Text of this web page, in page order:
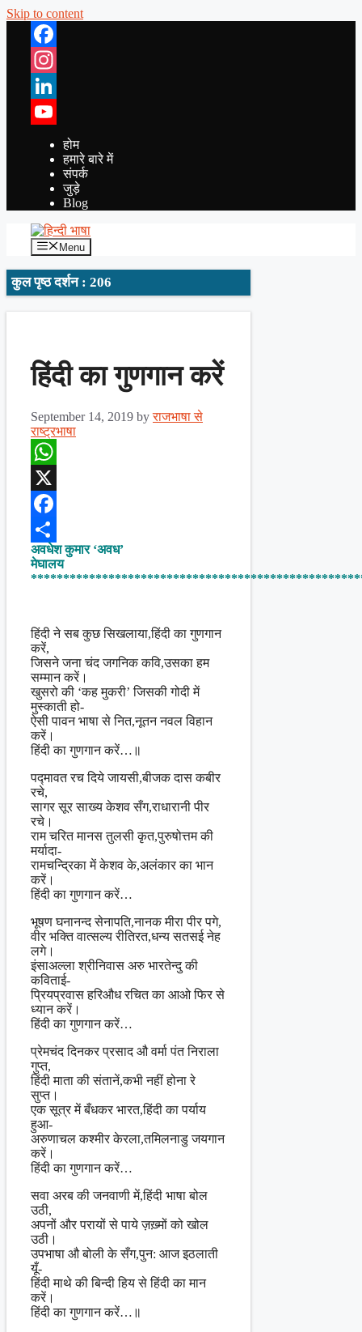
Skip to content
Facebook
Instagram
LinkedIn
YouTube
होम
हमारे बारे में
संपर्क
जुड़े
Blog
Menu
कुल पृष्ठ दर्शन : 206
हिंदी का गुणगान करें
September 14, 2019 byराजभाषा से
राष्ट्रभाषा
WhatsApp
X
Facebook
Share
अवधेश कुमार ‘अवध’
मेघालय
हिंदी ने सब कुछ सिखलाया,हिंदी का गुणगान
करें,
जिसने जना चंद जगनिक कवि,उसका हम
सम्मान करें।
खुसरो की ‘कह मुकरी’ जिसकी गोदी में
मुस्काती हो-
ऐसी पावन भाषा से नित,नूतन नवल विहान
करें।
हिंदी का गुणगान करें…॥
पद्मावत रच दिये जायसी,बीजक दास कबीर
रचे,
सागर सूर साख्य केशव सँग,राधारानी पीर
रचे।
राम चरित मानस तुलसी कृत,पुरुषोत्तम की
मर्यादा-
रामचन्द्रिका में केशव के,अलंकार का भान
करें।
हिंदी का गुणगान करें…
भूषण घनानन्द सेनापति,नानक मीरा पीर पगे,
वीर भक्ति वात्सल्य रीतिरत,धन्य सतसई नेह
लगे।
इंसाअल्ला श्रीनिवास अरु भारतेन्दु की
कविताई-
प्रियप्रवास हरिऔध रचित का आओ फिर से
ध्यान करें।
हिंदी का गुणगान करें…
प्रेमचंद दिनकर प्रसाद औ वर्मा पंत निराला
गुप्त,
हिंदी माता की संतानें,कभी नहीं होना रे
सुप्त।
एक सूत्र में बँधकर भारत,हिंदी का पर्याय
हुआ-
अरुणाचल कश्मीर केरला,तमिलनाडु जयगान
करें।
हिंदी का गुणगान करें…
सवा अरब की जनवाणी में,हिंदी भाषा बोल
उठी,
अपनों और परायों से पाये ज़ख़्मों को खोल
उठी।
उपभाषा औ बोली के सँग,पुन: आज इठलाती
यूँ-
हिंदी माथे की बिन्दी हिय से हिंदी का मान
करें।
हिंदी का गुणगान करें…॥